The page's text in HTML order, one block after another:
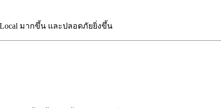
มากขึ้น และปลอดภัยยิ่งขึ้น